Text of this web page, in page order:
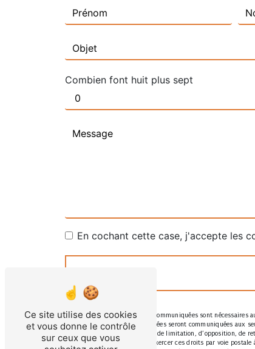
Combien font huit plus sept
En cochant cette case, j'accepte les
** Les données personnelles communiquées sont
message. Les données collectées seront communiquées aux
d’effacement, de portabilité, de limitation, d’opposition, de
post-mortem. Vous pouvez exercer ces droits par voie
Ce site utilise des cookies
et vous donne le contrôle
sur ceux que vous